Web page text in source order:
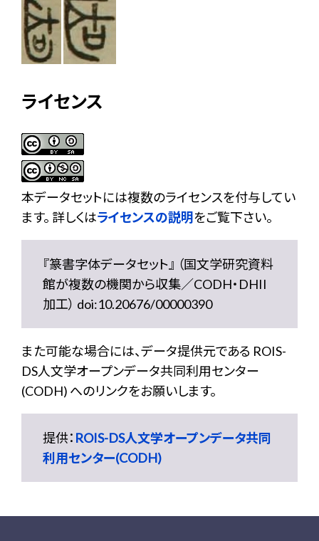
ライセンス
本データセットには複数のライセンスを付与してい
ます。 詳しくはライセンスの説明をご覧下さい。
『篆書字体データセット』 （国文学研究資料
館が複数の機関から収集／CODH・DHII
加工） doi:10.20676/00000390
また可能な場合には、データ提供元である ROIS-
DS人文学オープンデータ共同利用センター
(CODH) へのリンクをお願いします。
提供： ROIS-DS人文学オープンデータ共同
利用センター(CODH)